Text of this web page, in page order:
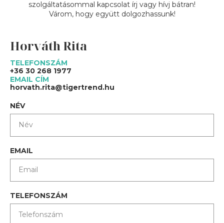
szolgáltatásommal kapcsolat írj vagy hívj bátran!
Várom, hogy együtt dolgozhassunk!
Horváth Rita
TELEFONSZÁM
+36 30 268 1977
EMAIL CÍM
horvath.rita@tigertrend.hu
NÉV
EMAIL
TELEFONSZÁM